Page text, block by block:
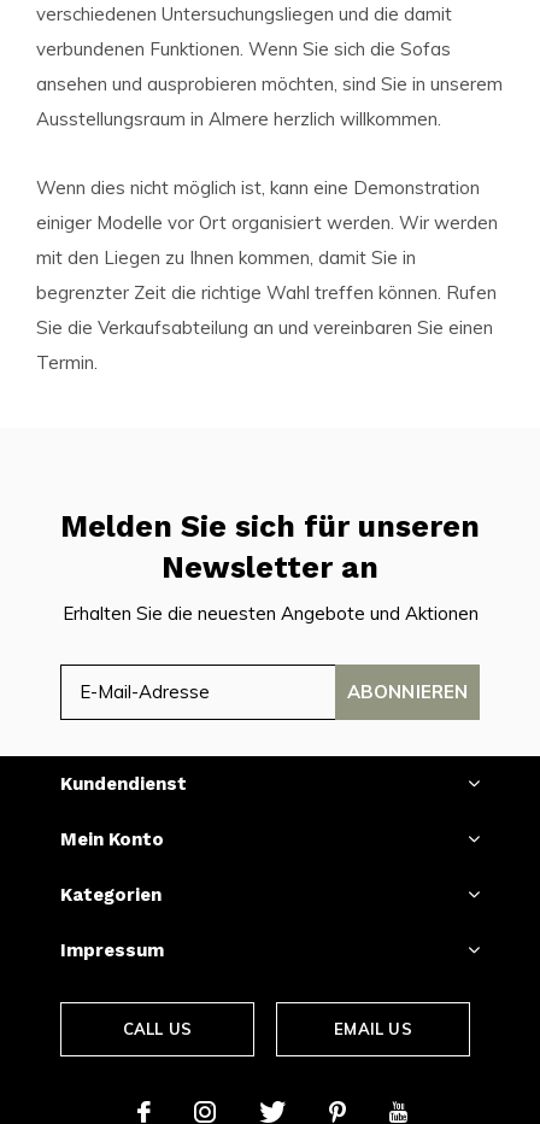
verschiedenen Untersuchungsliegen und die damit
verbundenen Funktionen. Wenn Sie sich die Sofas
ansehen und ausprobieren möchten, sind Sie in unserem
Ausstellungsraum in Almere herzlich willkommen.
Wenn dies nicht möglich ist, kann eine Demonstration
einiger Modelle vor Ort organisiert werden. Wir werden
mit den Liegen zu Ihnen kommen, damit Sie in
begrenzter Zeit die richtige Wahl treffen können. Rufen
Sie die Verkaufsabteilung an und vereinbaren Sie einen
Termin.
Melden Sie sich für unseren
Newsletter an
Erhalten Sie die neuesten Angebote und Aktionen
ABONNIEREN
Kundendienst
Mein Konto
Kategorien
Impressum
CALL US EMAIL US